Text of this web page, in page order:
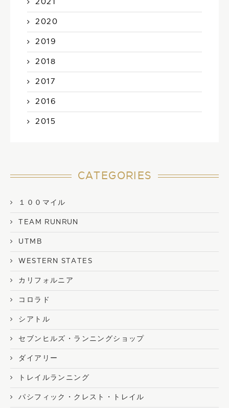
2020
2019
2018
2017
2016
2015
CATEGORIES
１００マイル
TEAM RUNRUN
UTMB
WESTERN STATES
カリフォルニア
コロラド
シアトル
セブンヒルズ・ランニングショップ
ダイアリー
トレイルランニング
パシフィック・クレスト・トレイル